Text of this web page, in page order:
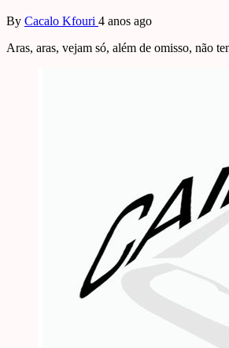
By Cacalo Kfouri 4 anos ago
Aras, aras, vejam só, além de omisso, não